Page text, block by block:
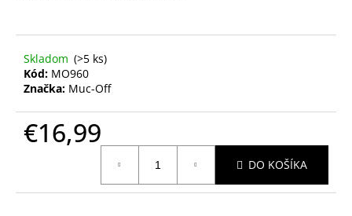
Skladom (>5 ks)
Kód: MO960
Značka: Muc-Off
€16,99
DO KOŠÍKA